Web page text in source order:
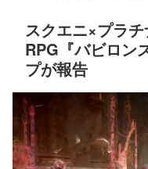
スクエニ×プラ
RPG『バビロン
プが報告